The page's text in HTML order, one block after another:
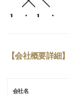
【会社概要詳細】
会社名